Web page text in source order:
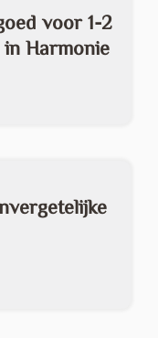
voor 1-2
in Harmonie